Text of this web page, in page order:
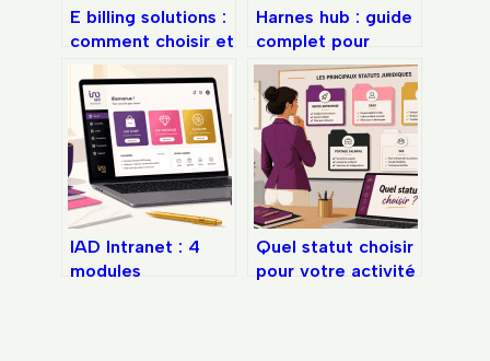
E billing solutions :
comment choisir et
déployer la bonne
solution de
facturation
électronique
Harnes hub : guide
complet pour
comprendre,
utiliser et
optimiser la
plateforme
IAD Intranet : 4
modules
Quel statut choisir
pour votre activité